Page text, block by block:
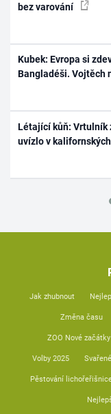
bez varování
Kubek: Evropa si
Bangladéši. Vojtěch
Létající kůň: Vrtulník
uvízlo v
Jak zhubnout
Změna času
ZOO Nové začátky
Volby 2025
Pěstování